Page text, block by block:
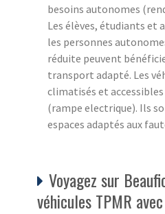
besoins autonomes
Les élèves, étudiants et
les personnes
réduite peuvent
transport adapté. Les
climatisés et
(rampe electrique). Ils
espaces adaptés aux
Voyagez sur
véhicules TPMR